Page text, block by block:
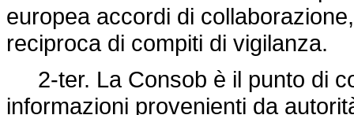
europea accordi di
reciproca di compiti di vigilanza.
2-ter. La Consob è il punto di
informazioni provenienti da